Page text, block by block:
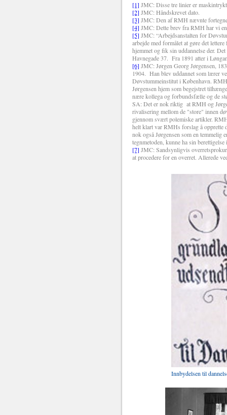
[1] JMC: Disse tre linier er
[2] JMC: Håndskrevet dato.
[3] JMC: Den af RMH nævnte
[4] JMC: Dette brev fra RMH har vi
[5] JMC: “Arbejdsanstalten for
arbejde med formålet at gøre det
hjemmet og fik sin uddannelse der.
Havnegade 37. Fra 1891 atter i
[6] JMC: Jørgen Georg Jørgensen,
1904. Han blev uddannet som lærer
Døvstummeinstitut i København.
Jørgensen hjem som begejstret
nære kollega og forbundsfælle og de
SA: Det er nok riktig at RMH og
rivalisering mellom de "store" innen
gjennom svært polemiske artikler.
helt klart var RMHs forslag å opprette
nok også Jørgensen som en temmelig
tegnmetoden, kunne ha sin
[7] JMC: Sandsynligvis
at procedere for en overret. Allerede
Innbydelsen til